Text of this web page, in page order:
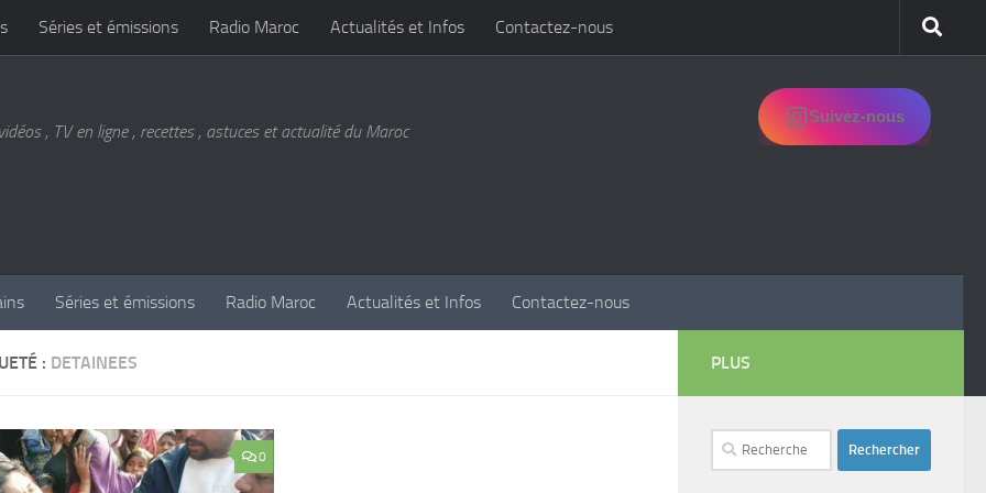
Séries et émissions Radio Maroc Actualités et Infos Contactez-nous
, TV en ligne , recettes , astuces et actualité du Maroc
Suivez-nous
Séries et émissions Radio Maroc Actualités et Infos Contactez-nous
: DETAINEES
0
PLUS
Rechercher :